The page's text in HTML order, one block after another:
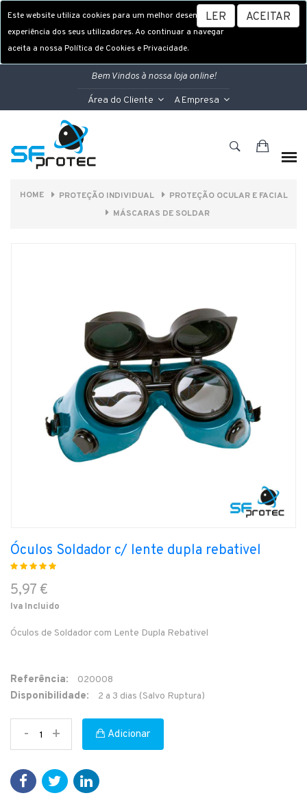
Este website utiliza cookies para um melhor desempenho e
experiência dos seus utilizadores. Ao continuar a navegar
aceita a nossa Política de Cookies e Privacidade.
LER ACEITAR
Bem Vindos à nossa loja online!
Área do Cliente A Empresa
HOME PROTEÇÃO INDIVIDUAL
PROTEÇÃO OCULAR E FACIAL
MÁSCARAS DE SOLDAR
Óculos Soldador c/ lente dupla rebativel
5,97 €
Iva Incluido
Óculos de Soldador com Lente Dupla Rebativel
Referência: 020008
Disponibilidade: 2 a 3 dias (Salvo Ruptura)
- + Adicionar